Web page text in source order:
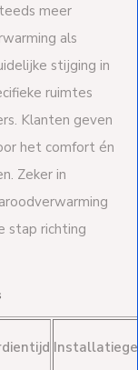
meer
als
stijging in
ruimtes
Klanten geven
het comfort én
Zeker in
stap richting